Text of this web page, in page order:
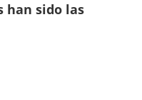
han sido las